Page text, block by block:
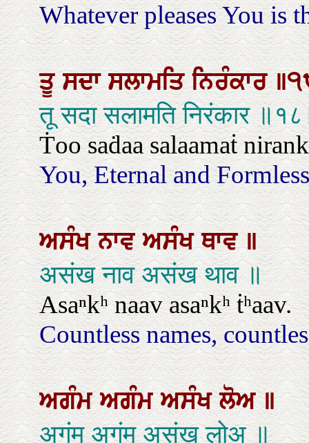
Whatever pleases You is
ਤੂਸਦਾਸਲਾਮਤਿਨਿਰੰਕਾਰ
तू सदा सलामति निरंकार
Ṫoo saḋaa salaamaṫ
You, Eternal and
ਅਸੰਖਨਾਵਅਸੰਖਥਾਵ॥
असंख नाव असंख थाव ॥
Asaⁿkʰ naav asaⁿkʰ ṫʰaav.
Countless names,
ਅਗੰਮਅਗੰਮਅਸੰਖਲੋਅ॥
अगंम अगंम असंख लोअ ॥